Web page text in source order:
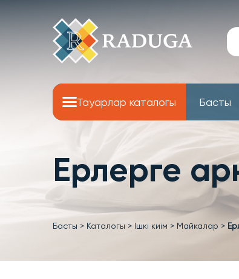
Тауарлар каталогы Басты
Ерлерге
Басты > Каталогы > Ішкі киім > Майкалар >